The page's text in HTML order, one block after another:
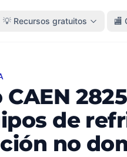
💡 Recursos gratuitos 🏬
Fabricación de
CAEN
de
no